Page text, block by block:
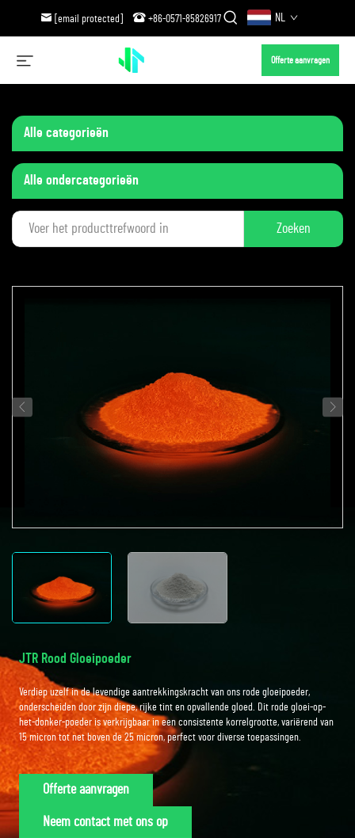
[email protected] +86-0571-85826917 NL
Offerte aanvragen
Alle categorieën
Alle ondercategorieën
Zoeken
JTR Rood Gloeipoeder
Verdiep uzelf in de levendige aantrekkingskracht van ons rode gloeipoeder,
onderscheiden door zijn diepe, rijke tint en opvallende gloed. Dit rode gloei-op-
het-donker-poeder is verkrijgbaar in een consistente korrelgrootte, variërend van
15 micron tot net boven de 25 micron, perfect voor diverse toepassingen.
Offerte aanvragen
Neem contact met ons op